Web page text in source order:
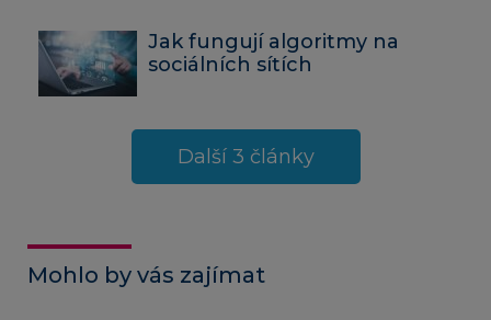
Jak fungují algoritmy na
sociálních sítích
Další 3 články
Mohlo by vás zajímat